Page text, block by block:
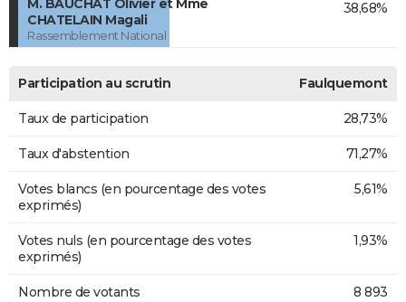
M. BAUCHAT Olivier et Mme
CHATELAIN Magali
Rassemblement National
38,68%
Participation au scrutin Faulquemont
Taux de participation 28,73%
Taux d'abstention 71,27%
Votes blancs (en pourcentage des votes
exprimés)
5,61%
Votes nuls (en pourcentage des votes
exprimés)
1,93%
Nombre de votants 8 893